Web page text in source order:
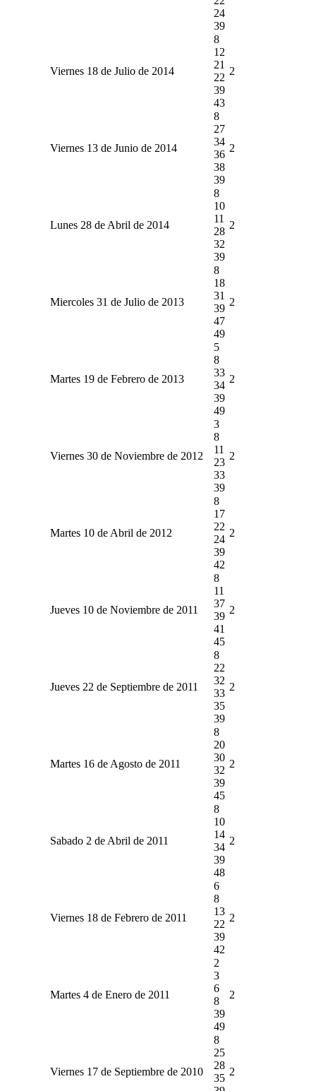
24
39
Viernes 18 de Julio de 2014
8
12
21
22
39
43
2
Viernes 13 de Junio de 2014
8
27
34
36
38
39
2
Lunes 28 de Abril de 2014
8
10
11
28
32
39
2
Miercoles 31 de Julio de 2013
8
18
31
39
47
49
2
Martes 19 de Febrero de 2013
5
8
33
34
39
49
2
Viernes 30 de Noviembre de 2012
3
8
11
23
33
39
2
Martes 10 de Abril de 2012
8
17
22
24
39
42
2
Jueves 10 de Noviembre de 2011
8
11
37
39
41
45
2
Jueves 22 de Septiembre de 2011
8
22
32
33
35
39
2
Martes 16 de Agosto de 2011
8
20
30
32
39
45
2
Sabado 2 de Abril de 2011
8
10
14
34
39
48
2
Viernes 18 de Febrero de 2011
6
8
13
22
39
42
2
Martes 4 de Enero de 2011
2
3
6
8
39
49
2
Viernes 17 de Septiembre de 2010
8
25
28
35
2